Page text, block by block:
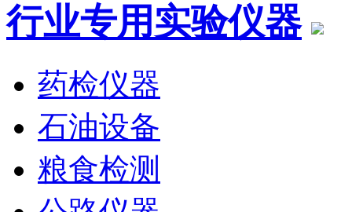
行业专用实验仪器
药检仪器
石油设备
粮食检测